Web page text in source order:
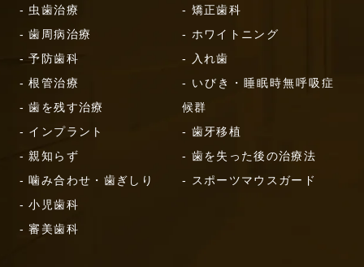
- 虫歯治療
- 歯周病治療
- 予防歯科
- 根管治療
- 歯を残す治療
- インプラント
- 親知らず
- 噛み合わせ・歯ぎしり
- 小児歯科
- 審美歯科
- 矯正歯科
- ホワイトニング
- 入れ歯
- いびき・睡眠時無呼吸症
候群
- 歯牙移植
- 歯を失った後の治療法
- スポーツマウスガード